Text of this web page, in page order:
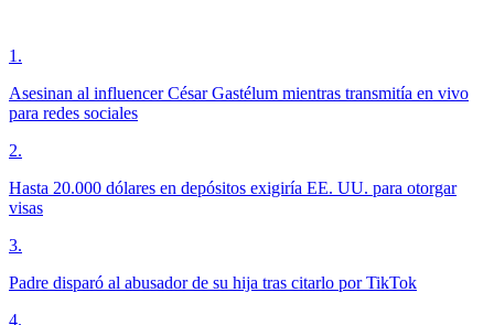
1 .
Asesinan al influencer César Gastélum mientras transmitía en vivo
para redes sociales
2.
Hasta 20.000 dólares en depósitos exigiría EE. UU. para otorgar
visas
3.
Padre disparó al abusador de su hija tras citarlo por TikTok
4.